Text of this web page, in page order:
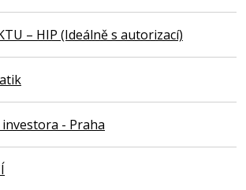
– HIP (Ideálně s autorizací)
- Praha